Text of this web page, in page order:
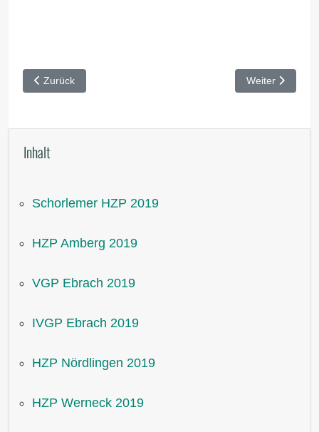
Vorheriger Beitrag: HZP Buchheim 2019
Zurück Nächster
Weiter
Inhalt
Schorlemer HZP 2019
HZP Amberg 2019
VGP Ebrach 2019
IVGP Ebrach 2019
HZP Nördlingen 2019
HZP Werneck 2019